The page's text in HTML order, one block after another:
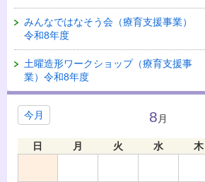
みんなではなそう会（療育支援事業）
令和8年度
土曜造形ワークショップ（療育支援事
業）令和8年度
今月 8 月
日 月 火 水 木